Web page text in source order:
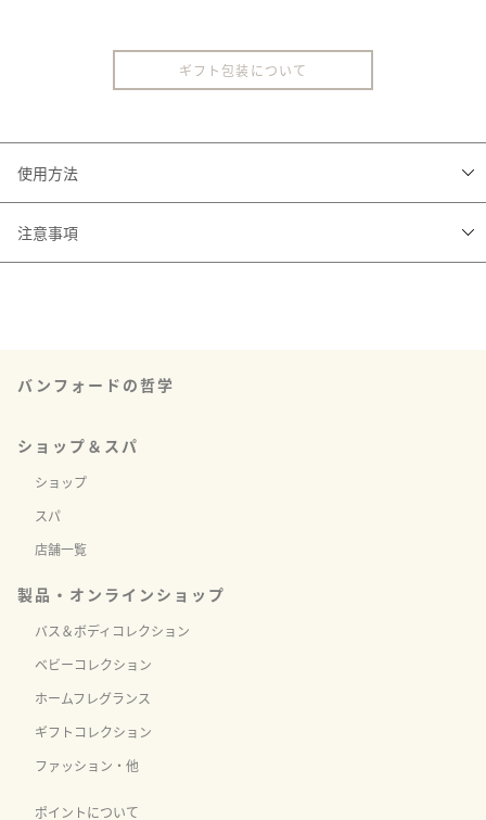
ギフト包装について
使用方法
ガラスボトルについているストッパーを外し、ウィローリードを入れてくだ
注意事項
使いください。
了承ください。
・ディフューザーのギフト包装はモスリンバックのみの対応となります。
バンフォードの哲学
ショップ＆スパ
ショップ
スパ
店舗一覧
製品・オンラインショップ
バス＆ボディコレクション
ベビーコレクション
ホームフレグランス
ギフトコレクション
ファッション・他
ポイントについて